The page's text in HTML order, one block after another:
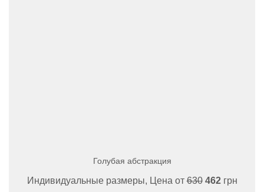
Голубая абстракция
Индивидуальные размеры, Цена от630 462грн